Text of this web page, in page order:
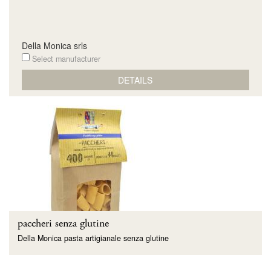
Della Monica srls
Select manufacturer
DETAILS
paccheri senza glutine
Della Monica pasta artigianale senza glutine